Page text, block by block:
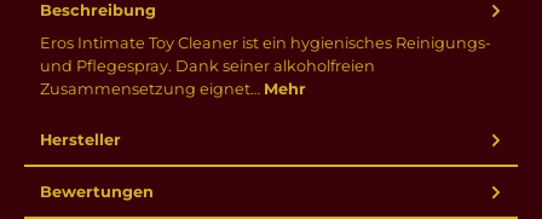
Beschreibung
Eros Intimate Toy Cleaner ist ein hygienisches Reinigungs-
und Pflegespray. Dank seiner alkoholfreien
Zusammensetzung eignet… Mehr
Hersteller
Bewertungen